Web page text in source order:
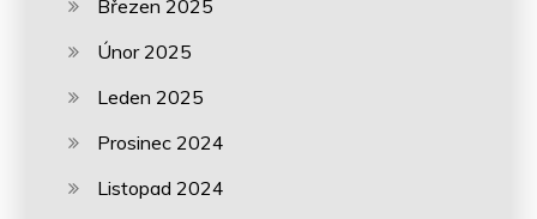
Březen 2025
Únor 2025
Leden 2025
Prosinec 2024
Listopad 2024